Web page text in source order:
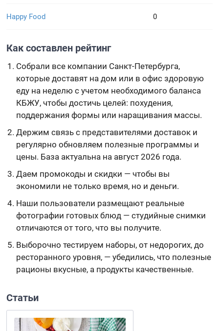
Happy Food 0
Как составлен рейтинг
Собрали все компании Санкт-Петербурга,
которые доставят на дом или в офис здоровую
еду на неделю с учетом необходимого баланса
КБЖУ, чтобы достичь целей: похудения,
поддержания формы или наращивания массы.
Держим связь с представителями доставок и
регулярно обновляем полезные программы и
цены. База актуальна на август 2026 года.
Даем промокоды и скидки — чтобы вы
экономили не только время, но и деньги.
Наши пользователи размещают реальные
фотографии готовых блюд — студийные снимки
отличаются от того, что вы получите.
Выборочно тестируем наборы, от недорогих, до
ресторанного уровня, — убедились, что полезные
рационы вкусные, а продукты качественные.
Статьи